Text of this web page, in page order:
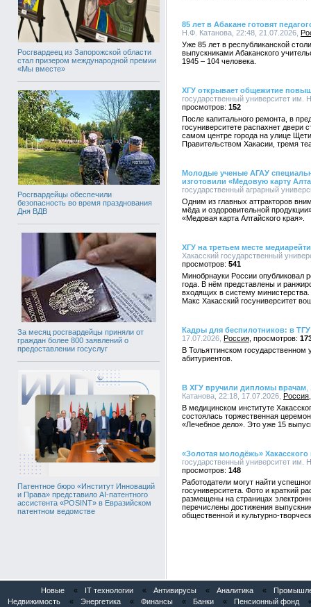
Росгвардеец из Запорожской области
стал призером международной премии
«Мы вместе»
Росгвардейцы обеспечили
безопасность во время празднования
Дня ВДВ
За месяц росгвардейцы приняли от
граждан более 800 заявлений о
предоставлении госуслуг
Патентное бюро «Институт Инноваций
и Права» представило AI-патентного
ассистента «POSINT» в Евразийском
патентном ведомстве
85 лет в Абакане готовят
Н.Ф. Катанова, 22:48, 21.07.2026,
Уже 85 лет в республиканской
выпускниками Абаканского
1945 – 104 человека.
ХГУ открывает общежитие
государственный университет им.
152
После капитального ремонта, в
госуниверситете распахнет
самом центре города на улице
Правительством Хакасии, тремя
Молодые ученые АГАУ
изготовили «Медовую карту
государственный аграрный
Одним из главных аттракторов
мёда и оздоровительной
«Медовая карта Алтайского края».
ХГУ на третьем месте
Хакасский государственный
541
Минобрнауки России опубликовал
года. В нём представлены и
входящих в систему
Макс Хакасский госуниверситет
Кадры для беспилотников: в
17.07.2026, Россия
В Тольяттинском
абитуриентов.
В ХГУ вручили дипломы врачам
Катанова, 22:18, 17.07.2026, Россия
В медицинском институте
состоялась торжественная
«Лечебное дело». Это уже 15
«Золотая молодёжь» Хакасского
государственный университет им.
148
Работодатели могут найти
госуниверситета. Фото и краткий
размещены на страницах
перечислены достижения
общественной и культурно-
Новые « IT технологии « Антивирусы « Аналитика «
Недвижимость
« Энергетика « Финансы « Банки « Пенсионный фонд